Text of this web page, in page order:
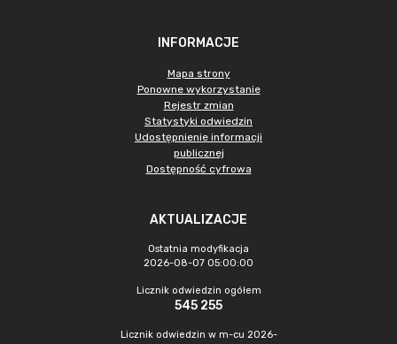
INFORMACJE
Mapa strony
Ponowne wykorzystanie
Rejestr zmian
Statystyki odwiedzin
Udostępnienie informacji
publicznej
Dostępność cyfrowa
AKTUALIZACJE
Ostatnia modyfikacja
2026-08-07 05:00:00
Licznik odwiedzin ogółem
545 255
Licznik odwiedzin w m-cu 2026-